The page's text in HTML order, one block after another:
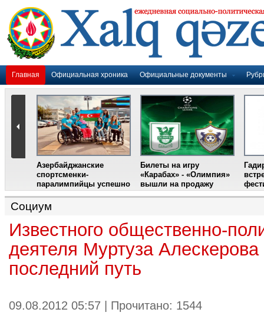
Главная Официальная хроника Официальные документы
Азербайджанские
спортсменки-
паралимпийцы успешно
выступили на III
Международном
фестивале парашютного
Билеты на игру
«Карабах» - «Олимпия»
вышли на продажу
Социум
Известного общественно-
деятеля Муртуза
последний путь
09.08.2012 05:57 | Прочитано: 1544